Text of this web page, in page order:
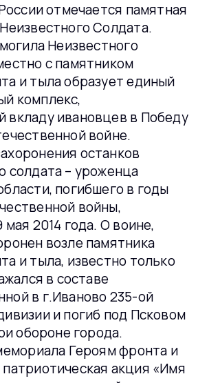
отмечается памятная
Солдата.
Неизвестного
с памятником
и тыла образует единый
комплекс,
вкладу ивановцев в Победу
войне.
останков
солдата – уроженца
погибшего в годы
войны,
мая 2014 года. О воине,
возле памятника
и тыла, известно только
в составе
в г.Иваново 235-ой
и погиб под Псковом
обороне города.
Героям фронта и
акция «Имя